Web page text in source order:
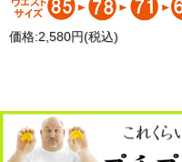
価格:2,580円(税込)